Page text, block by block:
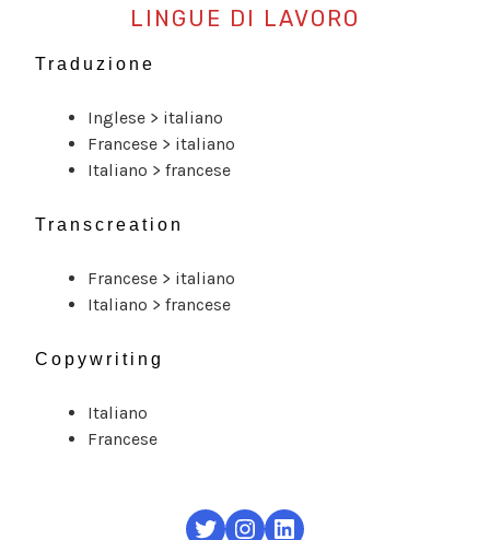
LINGUE DI LAVORO
Traduzione
Inglese > italiano
Francese > italiano
Italiano > francese
Transcreation
Francese > italiano
Italiano > francese
Copywriting
Italiano
Francese